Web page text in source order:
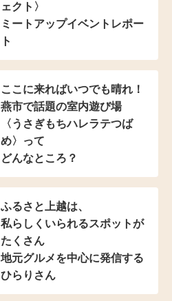
ェクト〉
ミートアップイベントレポー
ト
ここに来ればいつでも晴れ！
燕市で話題の室内遊び場
〈うさぎもちハレラテつば
め〉って
どんなところ？
ふるさと上越は、
私らしくいられるスポットが
たくさん
地元グルメを中心に発信する
ひらりさん